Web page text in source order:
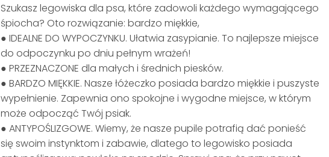
Szukasz legowiska dla psa, które zadowoli każdego wymagającego
śpiocha? Oto rozwiązanie: bardzo miękkie,
● IDEALNE DO WYPOCZYNKU. Ułatwia zasypianie. To najlepsze miejsce
do odpoczynku po dniu pełnym wrażeń!
● PRZEZNACZONE dla małych i średnich piesków.
● BARDZO MIĘKKIE. Nasze łóżeczko posiada bardzo miękkie i puszyste
wypełnienie. Zapewnia ono spokojne i wygodne miejsce, w którym
może odpocząć Twój psiak.
● ANTYPOŚLIZGOWE. Wiemy, że nasze pupile potrafią dać ponieść
się swoim instynktom i zabawie, dlatego to legowisko posiada